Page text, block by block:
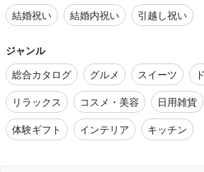
結婚祝い
結婚内祝い 引越し祝い
ジャンル
総合カタログ
グルメ スイーツ
リラックス
コスメ・美容 日用雑貨
体験ギフト
インテリア キッチン